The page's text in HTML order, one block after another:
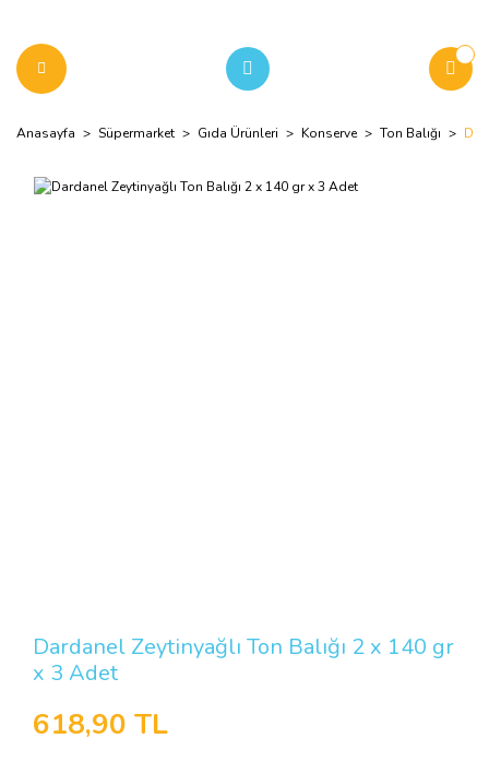
Anasayfa Süpermarket Gıda Ürünleri Konserve Ton Balığı
Dardanel Zeytinyağlı Ton Balığı 2 x 140 gr
x 3 Adet
618,90 TL